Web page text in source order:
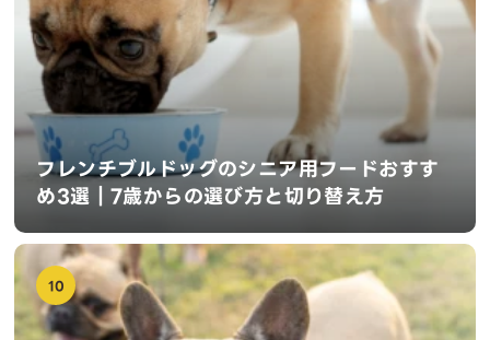
フレンチブルドッグのシニア用フードおすす
め3選｜7歳からの選び方と切り替え方
10